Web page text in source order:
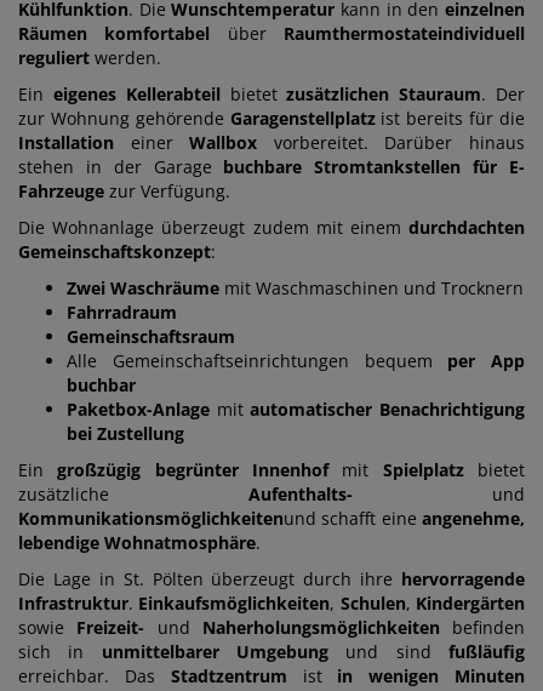
Kühlfunktion. DieWunschtemperatur kann in deneinzelnen
Räumen komfortabel über Raumthermostateindividuell
reguliert werden.
Ein eigenes Kellerabteil bietetzusätzlichen Stauraum. Der
zur Wohnung gehörende Garagenstellplatzist bereits für die
Installation einerWallbox vorbereitet. Darüber hinaus
stehen in der Garage buchbare Stromtankstellen für E-
Fahrzeuge zur Verfügung.
Die Wohnanlage überzeugt zudem mit einem durchdachten
Gemeinschaftskonzept:
Zwei Waschräume mit Waschmaschinen und Trocknern
Fahrradraum
Gemeinschaftsraum
Alle Gemeinschaftseinrichtungen bequem per App
buchbar
Paketbox-Anlage mitautomatischer Benachrichtigung
bei Zustellung
Eingroßzügig begrünter Innenhofmit Spielplatzbietet
zusätzliche Aufenthalts- und
Kommunikationsmöglichkeitenund schafft eine angenehme,
lebendige Wohnatmosphäre.
Die Lage in St. Pölten überzeugt durch ihre hervorragende
Infrastruktur. Einkaufsmöglichkeiten, Schulen, Kindergärten
sowie Freizeit- und Naherholungsmöglichkeiten befinden
sich in unmittelbarer Umgebung und sindfußläufig
erreichbar. Das Stadtzentrum ist in wenigen Minuten